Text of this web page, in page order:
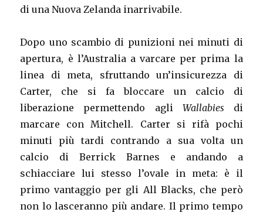
di una Nuova Zelanda inarrivabile.
Dopo uno scambio di punizioni nei minuti di
apertura, è l’Australia a varcare per prima la
linea di meta, sfruttando un’insicurezza di
Carter, che si fa bloccare un calcio di
liberazione permettendo agli Wallabies di
marcare con Mitchell. Carter si rifà pochi
minuti più tardi contrando a sua volta un
calcio di Berrick Barnes e andando a
schiacciare lui stesso l’ovale in meta: è il
primo vantaggio per gli All Blacks, che però
non lo lasceranno più andare. Il primo tempo